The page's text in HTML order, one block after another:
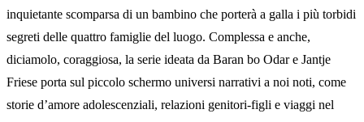
inquietante scomparsa di un bambino che porterà a galla i più torbidi
segreti delle quattro famiglie del luogo. Complessa e anche,
diciamolo, coraggiosa, la serie ideata da Baran bo Odar e Jantje
Friese porta sul piccolo schermo universi narrativi a noi noti, come
storie d’amore adolescenziali, relazioni genitori-figli e viaggi nel